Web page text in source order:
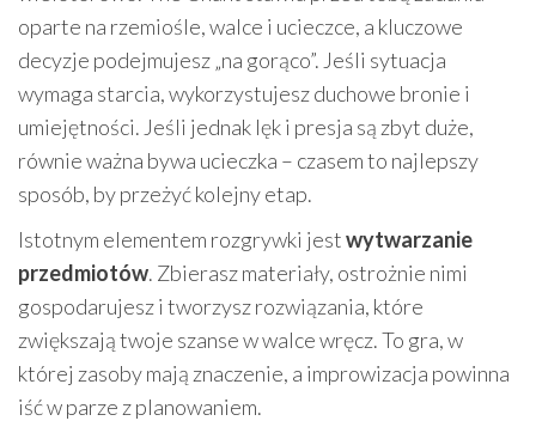
oparte na rzemiośle, walce i ucieczce, a kluczowe
decyzje podejmujesz „na gorąco”. Jeśli sytuacja
wymaga starcia, wykorzystujesz duchowe bronie i
umiejętności. Jeśli jednak lęk i presja są zbyt duże,
równie ważna bywa ucieczka – czasem to najlepszy
sposób, by przeżyć kolejny etap.
Istotnym elementem rozgrywki jestwytwarzanie
przedmiotów. Zbierasz materiały, ostrożnie nimi
gospodarujesz i tworzysz rozwiązania, które
zwiększają twoje szanse w walce wręcz. To gra, w
której zasoby mają znaczenie, a improwizacja powinna
iść w parze z planowaniem.